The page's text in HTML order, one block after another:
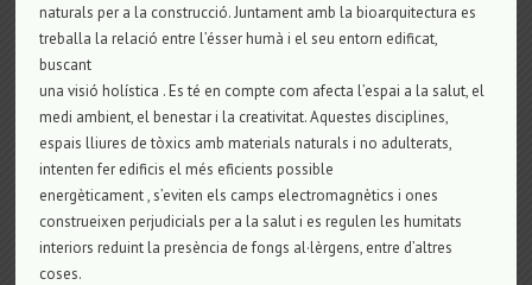
naturals per a la construcció. Juntament amb la bioarquitectura es
treballa la relació entre l’ésser humà i el seu entorn edificat,
buscant
una visió holística . Es té en compte com afecta l’espai a la salut, el
medi ambient, el benestar i la creativitat. Aquestes disciplines,
espais lliures de tòxics amb materials naturals i no adulterats,
intenten fer edificis el més eficients possible
energèticament , s’eviten els camps electromagnètics i ones
construeixen perjudicials per a la salut i es regulen les humitats
interiors reduint la presència de fongs al·lèrgens, entre d’altres
coses.